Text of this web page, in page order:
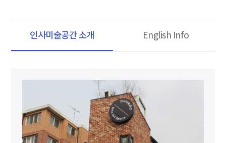
인사미술공간 소개 English Info